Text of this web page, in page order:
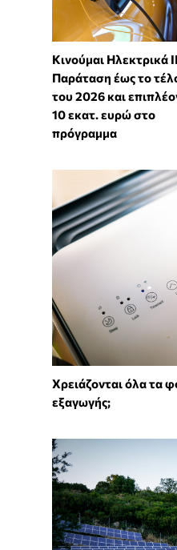
Κινούμαι Ηλεκτρικά
Παράταση έως το
του 2026 και
10 εκατ. ευρώ στο
πρόγραμμα
Χρειάζονται όλα τα
εξαγωγής;